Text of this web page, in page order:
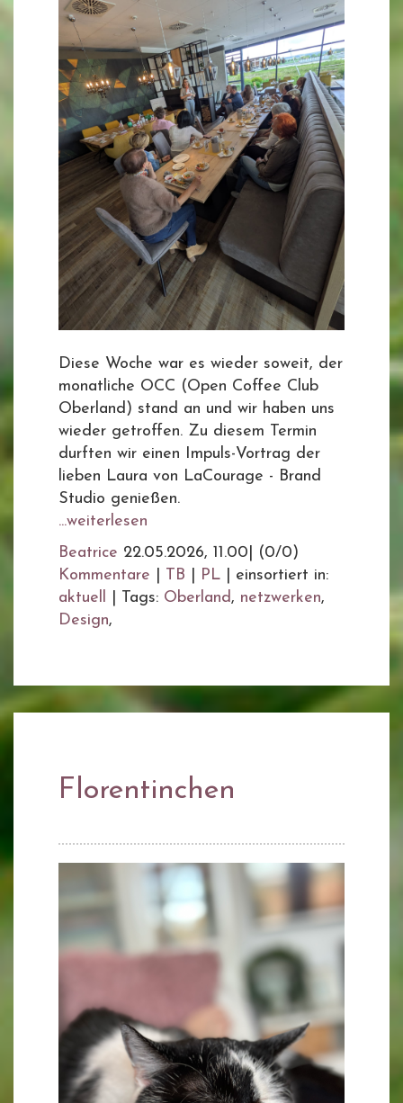
Diese Woche war es wieder soweit, der
monatliche OCC (Open Coffee Club
Oberland) stand an und wir haben uns
wieder getroffen. Zu diesem Termin
durften wir einen Impuls-Vortrag der
lieben Laura von LaCourage - Brand
Studio genießen.
...weiterlesen
Beatrice 22.05.2026, 11.00
(0/0)
Kommentare
TB PL
einsortiert in:
aktuell
Tags: Oberland, netzwerken,
Design,
Florentinchen